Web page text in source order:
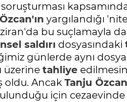
yargılandığı
bu suçlamayla
saldırı dosyasındaki
günlerde aynı
üzerine tahliye
oldu. Ancak Tanju Özcan
için